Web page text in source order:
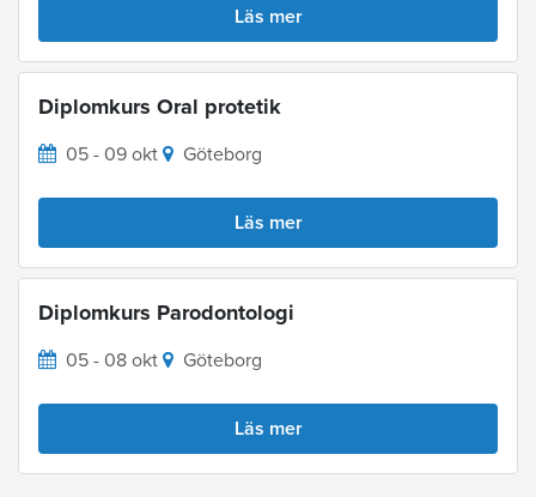
Läs mer
Diplomkurs Oral protetik
05 - 09 okt Göteborg
Läs mer
Diplomkurs Parodontologi
05 - 08 okt Göteborg
Läs mer